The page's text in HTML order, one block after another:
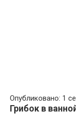
Опубликовано: 1
Грибок в